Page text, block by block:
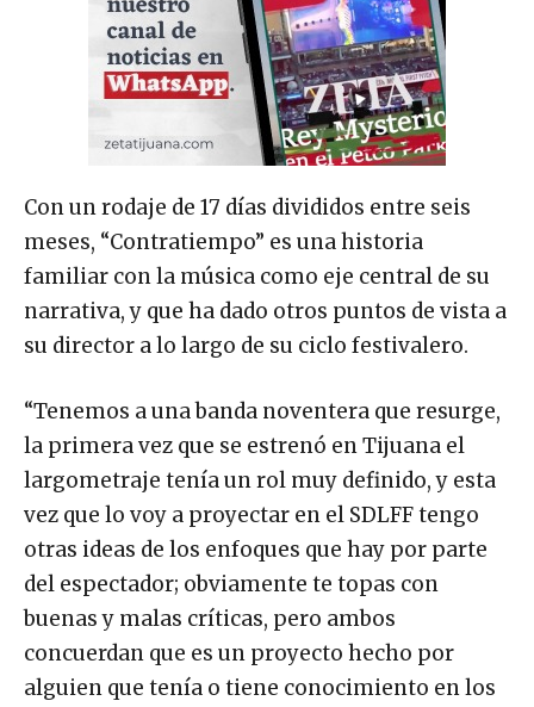
Con un rodaje de 17 días divididos entre seis
meses, “Contratiempo” es una historia
familiar con la música como eje central de su
narrativa, y que ha dado otros puntos de vista a
su director a lo largo de su ciclo festivalero.
“Tenemos a una banda noventera que resurge,
la primera vez que se estrenó en Tijuana el
largometraje tenía un rol muy definido, y esta
vez que lo voy a proyectar en el SDLFF tengo
otras ideas de los enfoques que hay por parte
del espectador; obviamente te topas con
buenas y malas críticas, pero ambos
concuerdan que es un proyecto hecho por
alguien que tenía o tiene conocimiento en los